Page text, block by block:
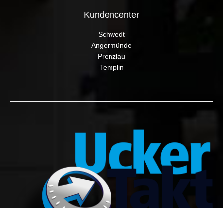
Kundencenter
Schwedt
Angermünde
Prenzlau
Templin